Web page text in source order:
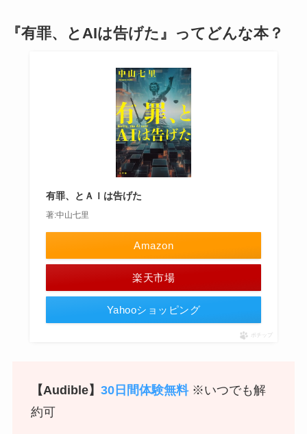
『有罪、とAIは告げた』ってどんな本？
有罪、とＡＩは告げた
著:中山七里
Amazon
楽天市場
Yahooショッピング
ポチップ
【Audible】 30日間体験無料 ※いつでも解
約可